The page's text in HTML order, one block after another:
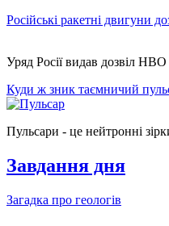
Російські ракетні двигуни
Уряд Росії видав дозвіл
Куди ж зник таємничий
Пульсари - це нейтронні
Завдання дня
Загадка про геологів